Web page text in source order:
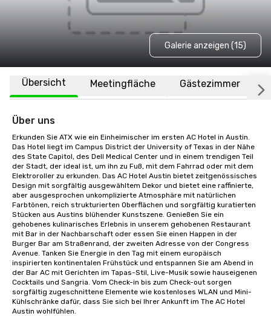
Galerie anzeigen (15)
Übersicht Meetingfläche Gästezimmer
Über uns
Erkunden Sie ATX wie ein Einheimischer im ersten AC Hotel in Austin.
Das Hotel liegt im Campus District der University of Texas in der Nähe
des State Capitol, des Dell Medical Center und in einem trendigen Teil
der Stadt, der ideal ist, um ihn zu Fuß, mit dem Fahrrad oder mit dem
Elektroroller zu erkunden. Das AC Hotel Austin bietet zeitgenössisches
Design mit sorgfältig ausgewähltem Dekor und bietet eine raffinierte,
aber ausgesprochen unkomplizierte Atmosphäre mit natürlichen
Farbtönen, reich strukturierten Oberflächen und sorgfältig kuratierten
Stücken aus Austins blühender Kunstszene. Genießen Sie ein
gehobenes kulinarisches Erlebnis in unserem gehobenen Restaurant
mit Bar in der Nachbarschaft oder essen Sie einen Happen in der
Burger Bar am Straßenrand, der zweiten Adresse von der Congress
Avenue. Tanken Sie Energie in den Tag mit einem europäisch
inspirierten kontinentalen Frühstück und entspannen Sie am Abend in
der Bar AC mit Gerichten im Tapas-Stil, Live-Musik sowie hauseigenen
Cocktails und Sangria. Vom Check-in bis zum Check-out sorgen
sorgfältig zugeschnittene Elemente wie kostenloses WLAN und Mini-
Kühlschränke dafür, dass Sie sich bei Ihrer Ankunft im The AC Hotel
Austin wohlfühlen.